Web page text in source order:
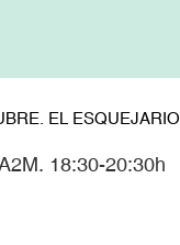
EL
18:30-20:30h